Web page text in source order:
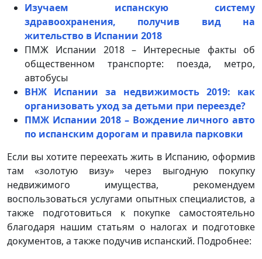
Изучаем испанскую систему
здравоохранения, получив вид на
жительство в Испании 2018
ПМЖ Испании 2018 – Интересные факты об
общественном транспорте: поезда, метро,
автобусы
ВНЖ Испании за недвижимость 2019: как
организовать уход за детьми при переезде?
ПМЖ Испании 2018 – Вождение личного авто
по испанским дорогам и правила парковки
Если вы хотите переехать жить в Испанию, оформив
там «золотую визу» через выгодную покупку
недвижимого имущества, рекомендуем
воспользоваться услугами опытных специалистов, а
также подготовиться к покупке самостоятельно
благодаря нашим статьям о налогах и подготовке
документов, а также подучив испанский. Подробнее: